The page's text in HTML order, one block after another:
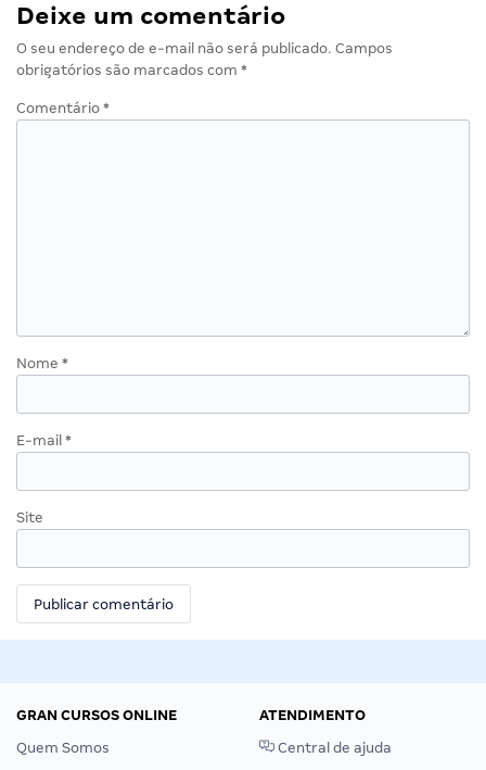
Deixe um comentário
O seu endereço de e-mail não será publicado. Campos
obrigatórios são marcados com *
Comentário *
Nome *
E-mail *
Site
GRAN CURSOS ONLINE
Quem Somos
ATENDIMENTO
Central de ajuda